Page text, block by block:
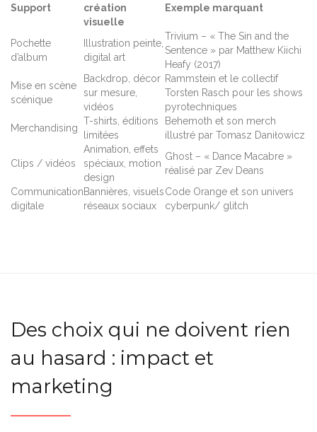
Support
création
visuelle
Exemple marquant
Pochette
d’album
Illustration peinte,
digital art
Trivium – « The Sin and the
Sentence » par Matthew Kiichi
Heafy (2017)
Mise en scène
scénique
Backdrop, décor
sur mesure,
vidéos
Rammstein et le collectif
Torsten Rasch pour les shows
pyrotechniques
Merchandising
T-shirts, éditions
limitées
Behemoth et son merch
illustré par Tomasz Daniłowicz
Clips / vidéos
Animation, effets
spéciaux, motion
design
Ghost – « Dance Macabre »
réalisé par Zev Deans
Communication
digitale
Bannières, visuels
réseaux sociaux
Code Orange et son univers
cyberpunk/ glitch
Des choix qui ne doivent rien
au hasard : impact et
marketing